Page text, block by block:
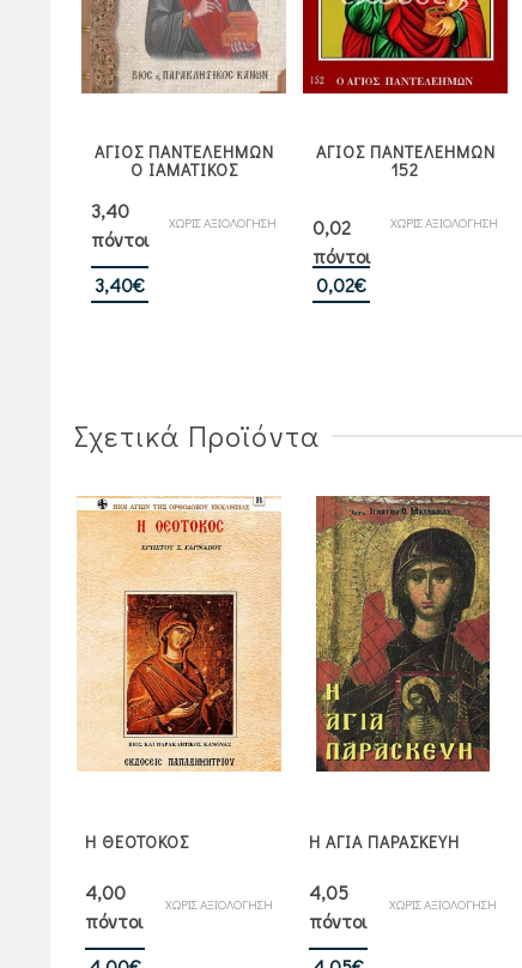
ΑΓΙΟΣ ΠΑΝΤΕΛΕΗΜΩΝ
Ο ΙΑΜΑΤΙΚΟΣ
ΧΩΡΙΣ ΑΞΙΟΛΟΓΗΣΗ
3,40
πόντοι
3,40€
ΑΓΙΟΣ ΠΑΝΤΕΛΕΗΜΩΝ
152
ΧΩΡΙΣ ΑΞΙΟΛΟΓΗΣΗ
0,02
πόντοι
0,02€
Σχετικά Προϊόντα
Η ΘΕΟΤΟΚΟΣ
ΧΩΡΙΣ ΑΞΙΟΛΟΓΗΣΗ
4,00
πόντοι
Η ΑΓΙΑ ΠΑΡΑΣΚΕΥΗ
ΧΩΡΙΣ ΑΞΙΟΛΟΓΗΣΗ
4,05
πόντοι